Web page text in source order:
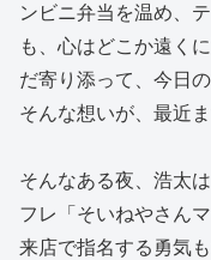
ンビニ弁当を温め、
も、心はどこか遠く
だ寄り添って、今日
そんな想いが、最近
そんなある夜、浩太
フレ「そいねやさん
来店で指名する勇気